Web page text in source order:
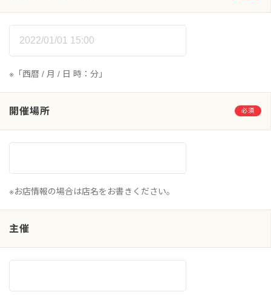
※「西暦 / 月 / 日 時：分」
開催場所 必須
※お店情報の場合は店名をお書きください。
主催